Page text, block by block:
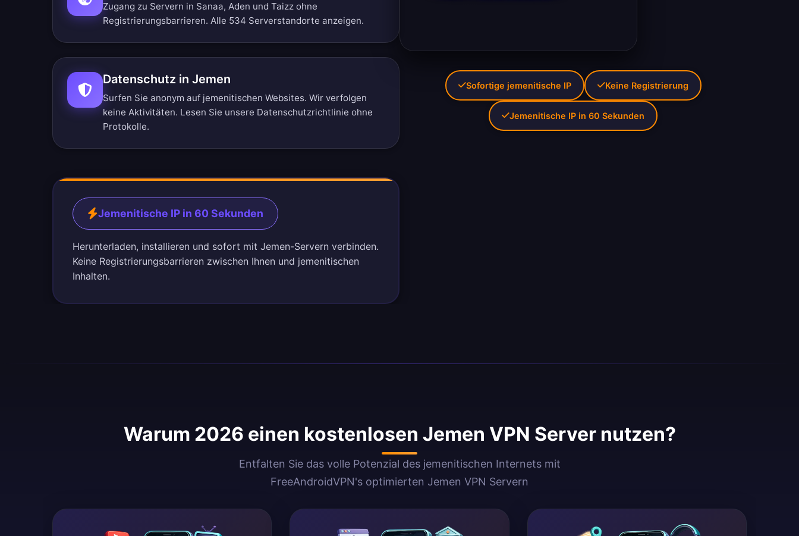
Zugang zu Servern in Sanaa, Aden und Taizz ohne
Registrierungsbarrieren. Alle 534 Serverstandorte anzeigen.
Datenschutz in Jemen
Surfen Sie anonym auf jemenitischen Websites. Wir verfolgen
keine Aktivitäten. Lesen Sie unsere Datenschutzrichtlinie ohne
Protokolle.
Jemenitische IP in 60 Sekunden
Herunterladen, installieren und sofort mit Jemen-Servern verbinden.
Keine Registrierungsbarrieren zwischen Ihnen und jemenitischen
Inhalten.
Sofortige jemenitische IP Keine Registrierung
Jemenitische IP in 60 Sekunden
Warum 2026 einen kostenlosen Jemen VPN Server nutzen?
Entfalten Sie das volle Potenzial des jemenitischen Internets mit
FreeAndroidVPN's optimierten Jemen VPN Servern